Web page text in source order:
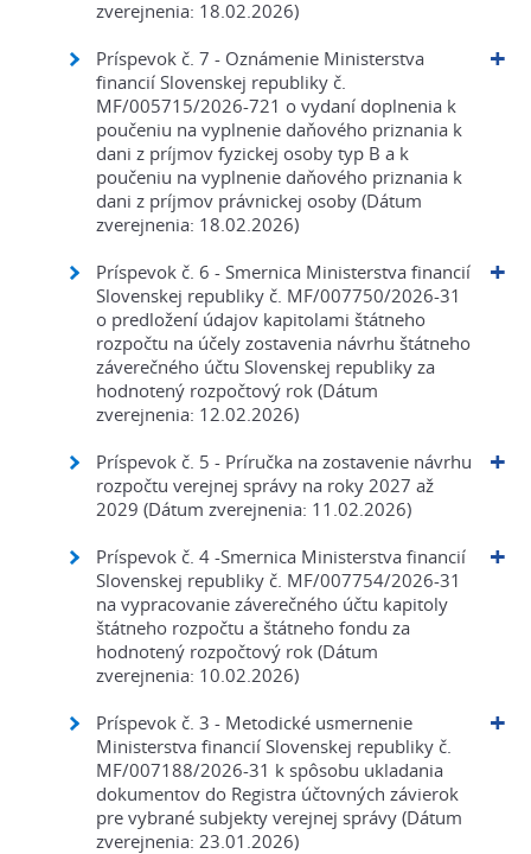
zverejnenia: 18.02.2026)
Príspevok č. 7 - Oznámenie Ministerstva
financií Slovenskej republiky č.
MF/005715/2026-721 o vydaní doplnenia k
poučeniu na vyplnenie daňového priznania k
dani z príjmov fyzickej osoby typ B a k
poučeniu na vyplnenie daňového priznania k
dani z príjmov právnickej osoby (Dátum
zverejnenia: 18.02.2026)
Príspevok č. 6 - Smernica Ministerstva financií
Slovenskej republiky č. MF/007750/2026-31
o predložení údajov kapitolami štátneho
rozpočtu na účely zostavenia návrhu štátneho
záverečného účtu Slovenskej republiky za
hodnotený rozpočtový rok (Dátum
zverejnenia: 12.02.2026)
Príspevok č. 5 - Príručka na zostavenie návrhu
rozpočtu verejnej správy na roky 2027 až
2029 (Dátum zverejnenia: 11.02.2026)
Príspevok č. 4 -Smernica Ministerstva financií
Slovenskej republiky č. MF/007754/2026-31
na vypracovanie záverečného účtu kapitoly
štátneho rozpočtu a štátneho fondu za
hodnotený rozpočtový rok (Dátum
zverejnenia: 10.02.2026)
Príspevok č. 3 - Metodické usmernenie
Ministerstva financií Slovenskej republiky č.
MF/007188/2026-31 k spôsobu ukladania
dokumentov do Registra účtovných závierok
pre vybrané subjekty verejnej správy (Dátum
zverejnenia: 23.01.2026)